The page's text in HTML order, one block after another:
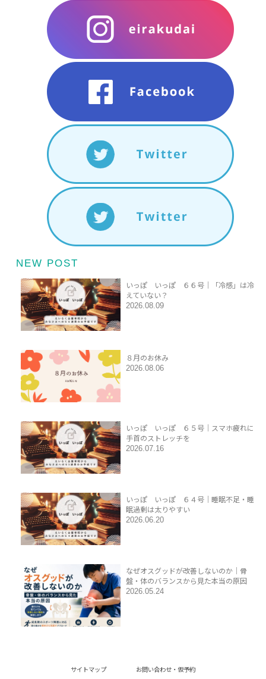
NEW POST
いっぽ いっぽ ６６号｜「冷感」は冷
えていない？
2026.08.09
８月のお休み
2026.08.06
いっぽ いっぽ ６５号｜スマホ疲れに
手首のストレッチを
2026.07.16
いっぽ いっぽ ６４号｜睡眠不足・睡
眠過剰は太りやすい
2026.06.20
なぜオスグッドが改善しないのか｜骨
盤・体のバランスから見た本当の原因
2026.05.24
サイトマップ お問い合わせ・仮予約